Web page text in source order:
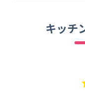
キッチ